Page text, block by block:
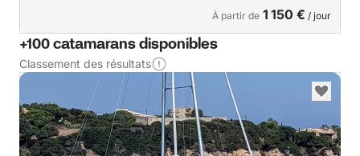
À partir de 1 150 € / jour
+100 catamarans disponibles
Classement des résultats